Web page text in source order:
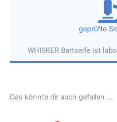
geprüfte
WHISKER Bartseife ist
Das könnte dir auch gefallen …